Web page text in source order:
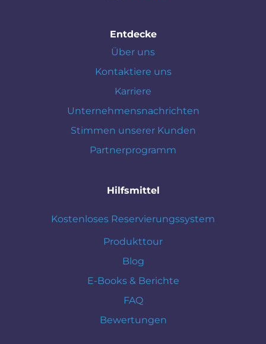
Entdecke
Über uns
Kontaktiere uns
Karriere
Unternehmensnachrichten
Stimmen unserer Kunden
Partnerprogramm
Hilfsmittel
Kostenloses Reservierungssystem
Produkttour
Blog
E-Books & Berichte
FAQ
Bewertungen